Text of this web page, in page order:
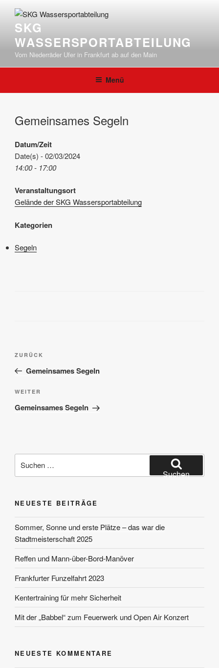
Inhalt
springenSKG
WASSERSPORTABTEILUNG
Vom Niederräder Ufer in Frankfurt ab auf den Main
Menü
Gemeinsames Segeln
Datum/Zeit
Date(s) - 02/03/2024
14:00 - 17:00
Veranstaltungsort
Gelände der SKG Wassersportabteilung
Kategorien
Segeln
Beitragsnavigation
Vorheriger
Beitrag
ZURÜCK
Gemeinsames Segeln
Nächster
Beitrag
WEITER
Gemeinsames Segeln
nach:
Suchen
NEUESTE BEITRÄGE
Sommer, Sonne und erste Plätze – das war die
Stadtmeisterschaft 2025
Reffen und Mann-über-Bord-Manöver
Frankfurter Funzelfahrt 2023
Kentertraining für mehr Sicherheit
Mit der „Babbel“ zum Feuerwerk und Open Air Konzert
NEUESTE KOMMENTARE